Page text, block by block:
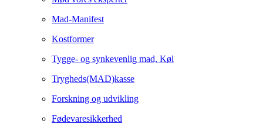
Mad-Manifest
Kostformer
Tygge- og synkevenlig mad, Køl
Trygheds(MAD)kasse
Forskning og udvikling
Fødevaresikkerhed